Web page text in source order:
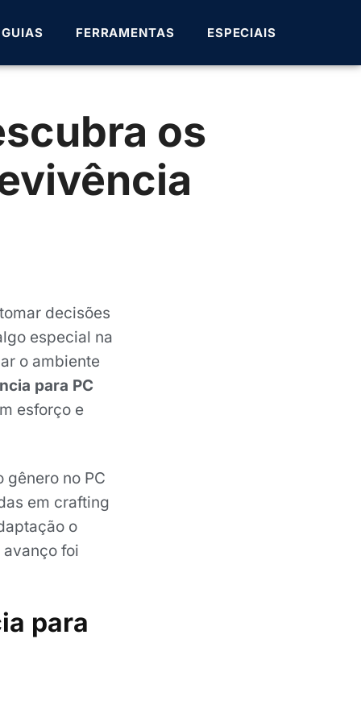
GUIAS FERRAMENTAS ESPECIAIS
os
decisões
especial na
o ambiente
para PC
esforço e
gênero no PC
em crafting
o
foi
para